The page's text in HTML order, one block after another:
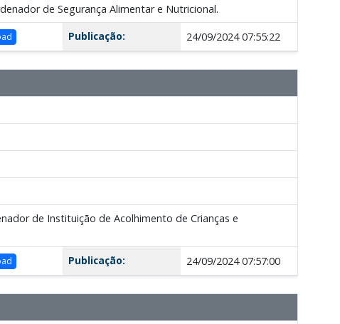
de Segurança Alimentar e Nutricional.
Publicação: 24/09/2024 07:55:22
de Instituição de Acolhimento de Crianças e
Publicação: 24/09/2024 07:57:00